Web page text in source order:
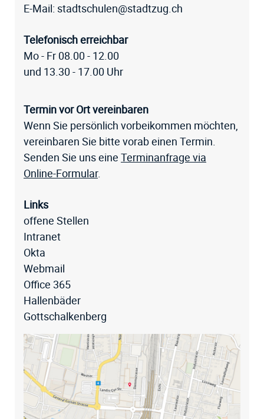
E-Mail: stadtschulen@stadtzug.ch
Telefonisch erreichbar
Mo - Fr 08.00 - 12.00
und 13.30 - 17.00 Uhr
Termin vor Ort vereinbaren
Wenn Sie persönlich vorbeikommen möchten,
vereinbaren Sie bitte vorab einen Termin.
Senden Sie uns eine Terminanfrage via
Online-Formular.
Links
offene Stellen
Intranet
Okta
Webmail
Office 365
Hallenbäder
Gottschalkenberg